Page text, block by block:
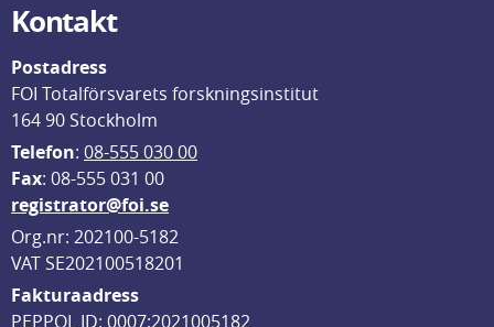
Kontakt
Postadress
FOI Totalförsvarets forskningsinstitut
164 90 Stockholm
Telefon: 08-555 030 00
Fax: 08-555 031 00
registrator@foi.se
Org.nr: 202100-5182
VAT SE202100518201
Fakturaadress
PEPPOL ID: 0007:2021005182